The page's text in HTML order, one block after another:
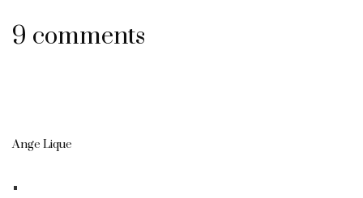
9 comments
Ange Lique
•